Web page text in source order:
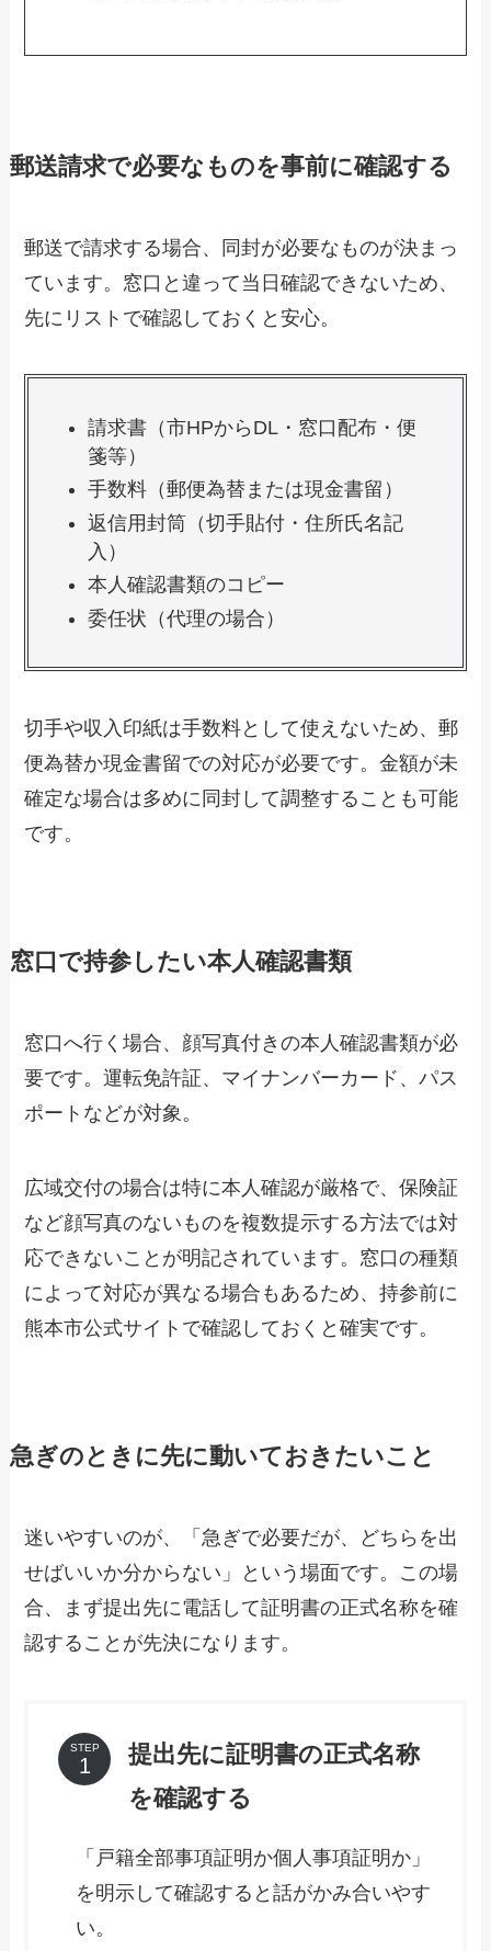
郵送請求で必要なものを事前に確認する
郵送で請求する場合、同封が必要なものが決まっ
ています。窓口と違って当日確認できないため、
先にリストで確認しておくと安心。
請求書（市HPからDL・窓口配布・便
箋等）
手数料（郵便為替または現金書留）
返信用封筒（切手貼付・住所氏名記
入）
本人確認書類のコピー
委任状（代理の場合）
切手や収入印紙は手数料として使えないため、郵
便為替か現金書留での対応が必要です。金額が未
確定な場合は多めに同封して調整することも可能
です。
窓口で持参したい本人確認書類
窓口へ行く場合、顔写真付きの本人確認書類が必
要です。運転免許証、マイナンバーカード、パス
ポートなどが対象。
広域交付の場合は特に本人確認が厳格で、保険証
など顔写真のないものを複数提示する方法では対
応できないことが明記されています。窓口の種類
によって対応が異なる場合もあるため、持参前に
熊本市公式サイトで確認しておくと確実です。
急ぎのときに先に動いておきたいこと
迷いやすいのが、「急ぎで必要だが、どちらを出
せばいいか分からない」という場面です。この場
合、まず提出先に電話して証明書の正式名称を確
認することが先決になります。
STEP
提出先に証明書の正式名称
を確認する
「戸籍全部事項証明か個人事項証明か」
を明示して確認すると話がかみ合いやす
い。